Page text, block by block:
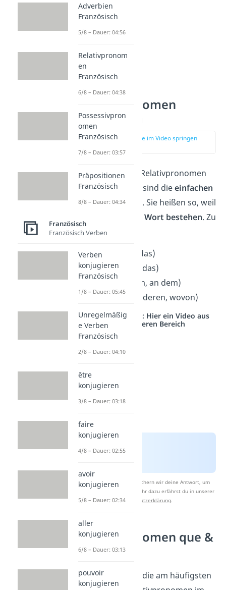
Einfache
Relativpronomen
Französisch
zur Stelle im Video springen
Die erste Art von Relativpronomen
im Französischen sind dieeinfachen
Relativpronomen . Sie heißen so, weil
einem Wort bestehen. Zu
ihnen gehören:
qui(der, die, das)
que(den, die, das)
où(wo, in dem, an dem)
dont(dessen, deren, wovon)
Studyflix vernetzt: Hier ein Video aus
einem anderen Bereich
Nach Beantwortung speichern wir deine Antwort, um
Studyflix zu verbessern. Mehr dazu erfährst du in unserer
Datenschutzerklärung.
Relativpronomen que &
qui
Quiund
sind die am häufigsten
Adverbien
Französisch
5/8 – Dauer: 04:56
Relativpronom
en
Französisch
6/8 – Dauer: 04:38
Possessivpron
omen
Französisch
7/8 – Dauer: 03:57
Präpositionen
Französisch
8/8 – Dauer: 04:34
Französisch
Französisch Verben
Verben
konjugieren
Französisch
1/8 – Dauer: 05:45
Unregelmäßig
e Verben
Französisch
2/8 – Dauer: 04:10
être
konjugieren
3/8 – Dauer: 03:18
faire
konjugieren
4/8 – Dauer: 02:55
avoir
konjugieren
5/8 – Dauer: 02:34
aller
konjugieren
6/8 – Dauer: 03:13
pouvoir
konjugieren